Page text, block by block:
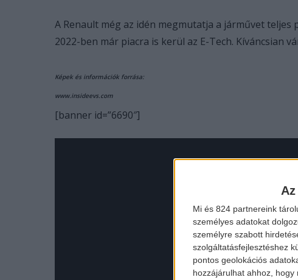
Mi és 824 partnereink
személyes adatokat
személyre szabott
szolgáltatásfejlesztéshez
pontos geolokációs
hozzájárulhat ahhoz,
A Renault még az idén megmutatja a járművet
2022-ben már piacra is kerül az E-Tech. Kíváncsian
Képek és információk forrása:
www.insideevs.com
[banner id=”6690″]